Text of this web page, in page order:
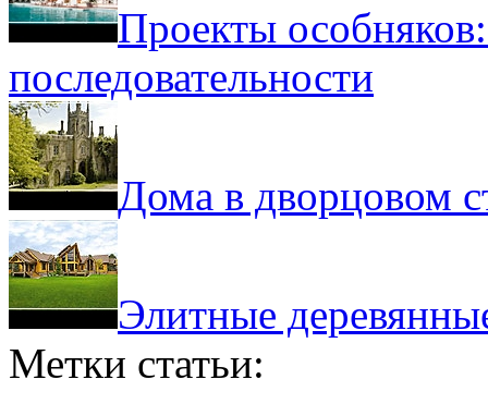
Проекты
последовательности
Дома в дворцовом
Элитные
Метки статьи: